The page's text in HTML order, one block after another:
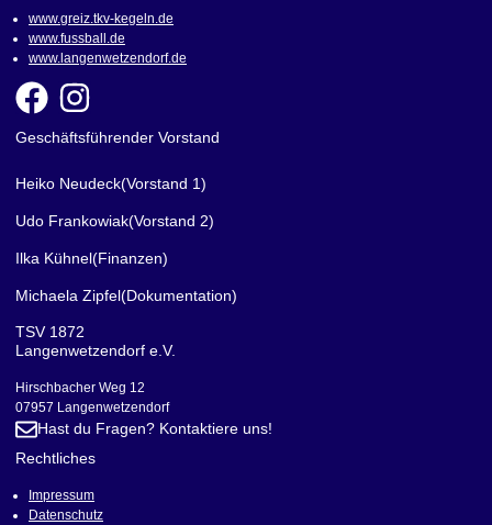
www.greiz.tkv-kegeln.de
www.fussball.de
www.langenwetzendorf.de
Geschäftsführender Vorstand
Heiko Neudeck(Vorstand 1)
Udo Frankowiak(Vorstand 2)
Ilka Kühnel(Finanzen)
Michaela Zipfel(Dokumentation)
TSV 1872
Langenwetzendorf e.V.
Hirschbacher Weg 12
07957 Langenwetzendorf
Hast du Fragen? Kontaktiere uns!
Rechtliches
Impressum
Datenschutz